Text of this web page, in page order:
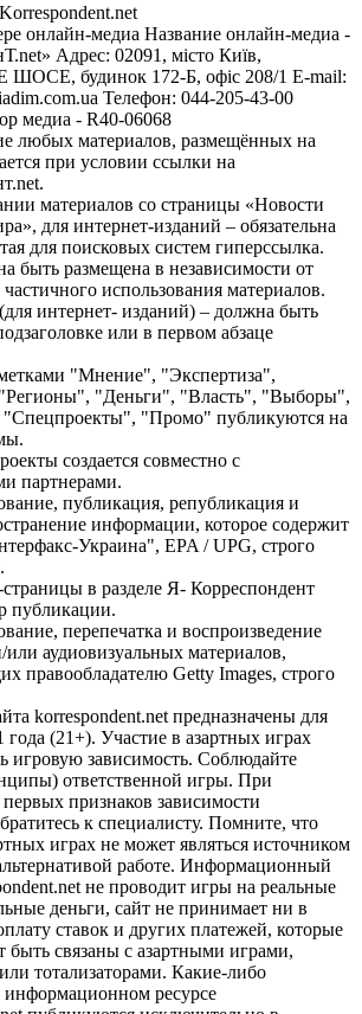
онлайн-медиа Название онлайн-медиа -
Адрес: 02091, місто Київ,
будинок 172-Б, офіс 208/1 E-mail:
Телефон: 044-205-43-00
медиа - R40-06068
любых материалов, размещённых на
при условии ссылки на
материалов со страницы «Новости
для интернет-изданий – обязательна
для поисковых систем гиперссылка.
быть размещена в независимости от
использования материалов.
интернет- изданий) – должна быть
или в первом абзаце
"Мнение", "Экспертиза",
"Деньги", "Власть", "Выборы",
"Спецпроекты", "Промо" публикуются на
создается совместно с
партнерами.
публикация, републикация и
информации, которое содержит
Украина", EPA / UPG, строго
в разделе Я- Корреспондент
публикации.
перепечатка и воспроизведение
аудиовизуальных материалов,
правообладателю Getty Images, строго
korrespondent.net предназначены для
года (21+). Участие в азартных играх
игровую зависимость. Соблюдайте
ответственной игры. При
признаков зависимости
к специалисту. Помните, что
играх не может являться источником
работе. Информационный
не проводит игры на реальные
деньги, сайт не принимает ни в
ставок и других платежей, которые
быть связаны с азартными играми,
тотализаторами. Какие-либо
информационном ресурсе